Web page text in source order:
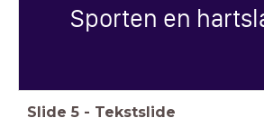
Sporten en
Slide 5 - Tekstslide